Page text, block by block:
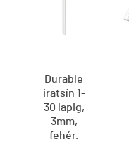
Durable
iratsín 1-
30 lapig,
3mm,
fehér.